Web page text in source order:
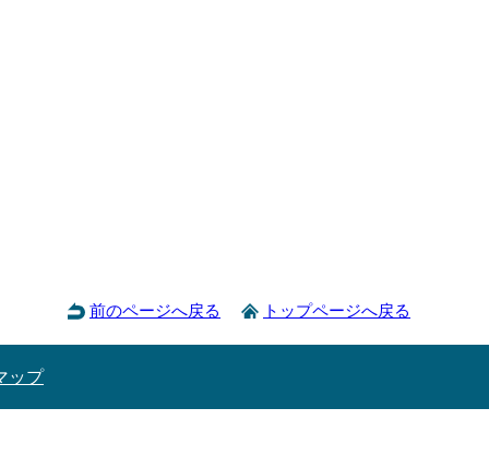
前のページへ戻る トップページへ戻る
ップ